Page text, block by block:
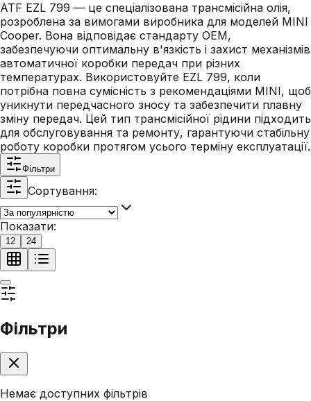
ATF EZL 799 — це спеціалізована трансмісійна олія,
розроблена за вимогами виробника для моделей MINI
Cooper. Вона відповідає стандарту OEM,
забезпечуючи оптимальну в'язкість і захист механізмів
автоматичної коробки передач при різних
температурах. Використовуйте EZL 799, коли
потрібна повна сумісність з рекомендаціями MINI, щоб
уникнути передчасного зносу та забезпечити плавну
зміну передач. Цей тип трансмісійної рідини підходить
для обслуговування та ремонту, гарантуючи стабільну
роботу коробки протягом усього терміну експлуатації.
Фільтри
Сортування:
Показати:
12 24
Фільтри
Немає доступних фільтрів